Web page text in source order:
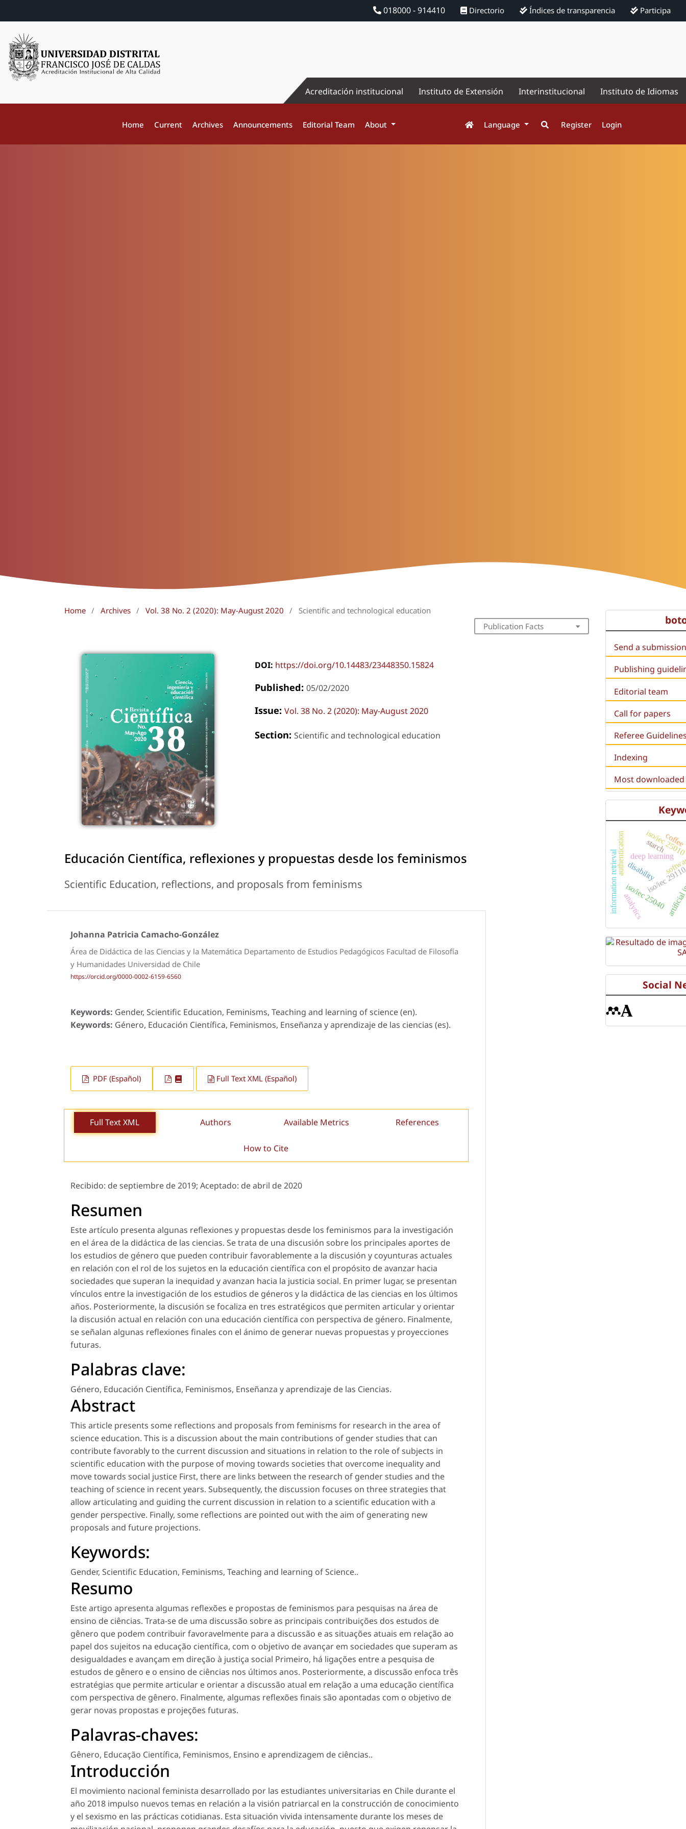
018000 - 914410 Directorio Índices de transparencia Participa
Acreditación institucional Instituto de Extensión Interinstitucional Instituto de Idiomas
Home Current Archives Announcements Editorial Team About Language Register Login
Home / Archives / Vol. 38 No. 2 (2020): May-August 2020 / Scientific and technological education
DOI: https://doi.org/10.14483/23448350.15824
Published: 05/02/2020
Issue: Vol. 38 No. 2 (2020): May-August 2020
Section: Scientific and technological education
Educación Científica, reflexiones y propuestas desde los feminismos
Scientific Education, reflections, and proposals from feminisms
Johanna Patricia Camacho-González
Área de Didáctica de las Ciencias y la Matemática Departamento de Estudios Pedagógicos Facultad de Filosofía
y Humanidades Universidad de Chile
https://orcid.org/0000-0002-6159-6560
Keywords: Gender, Scientific Education, Feminisms, Teaching and learning of science (en).
Keywords: Género, Educación Científica, Feminismos, Enseñanza y aprendizaje de las ciencias (es).
PDF (Español) Full Text XML (Español)
Full Text XML Authors Available Metrics References
How to Cite
Recibido: de septiembre de 2019; Aceptado: de abril de 2020
Resumen
Este artículo presenta algunas reflexiones y propuestas desde los feminismos para la investigación
en el área de la didáctica de las ciencias. Se trata de una discusión sobre los principales aportes de
los estudios de género que pueden contribuir favorablemente a la discusión y coyunturas actuales
en relación con el rol de los sujetos en la educación científica con el propósito de avanzar hacia
sociedades que superan la inequidad y avanzan hacia la justicia social. En primer lugar, se presentan
vínculos entre la investigación de los estudios de géneros y la didáctica de las ciencias en los últimos
años. Posteriormente, la discusión se focaliza en tres estratégicos que permiten articular y orientar
la discusión actual en relación con una educación científica con perspectiva de género. Finalmente,
se señalan algunas reflexiones finales con el ánimo de generar nuevas propuestas y proyecciones
futuras.
Palabras clave:
Género, Educación Científica, Feminismos, Enseñanza y aprendizaje de las Ciencias.
Abstract
This article presents some reflections and proposals from feminisms for research in the area of
science education. This is a discussion about the main contributions of gender studies that can
contribute favorably to the current discussion and situations in relation to the role of subjects in
scientific education with the purpose of moving towards societies that overcome inequality and
move towards social justice First, there are links between the research of gender studies and the
teaching of science in recent years. Subsequently, the discussion focuses on three strategies that
allow articulating and guiding the current discussion in relation to a scientific education with a
gender perspective. Finally, some reflections are pointed out with the aim of generating new
proposals and future projections.
Keywords:
Gender, Scientific Education, Feminisms, Teaching and learning of Science..
Resumo
Este artigo apresenta algumas reflexões e propostas de feminismos para pesquisas na área de
ensino de ciências. Trata-se de uma discussão sobre as principais contribuições dos estudos de
gênero que podem contribuir favoravelmente para a discussão e as situações atuais em relação ao
papel dos sujeitos na educação científica, com o objetivo de avançar em sociedades que superam as
desigualdades e avançam em direção à justiça social Primeiro, há ligações entre a pesquisa de
estudos de gênero e o ensino de ciências nos últimos anos. Posteriormente, a discussão enfoca três
estratégias que permite articular e orientar a discussão atual em relação a uma educação científica
com perspectiva de gênero. Finalmente, algumas reflexões finais são apontadas com o objetivo de
gerar novas propostas e projeções futuras.
Palavras-chaves:
Gênero, Educação Científica, Feminismos, Ensino e aprendizagem de ciências..
Introducción
El movimiento nacional feminista desarrollado por las estudiantes universitarias en Chile durante el
año 2018 impulso nuevos temas en relación a la visión patriarcal en la construcción de conocimiento
y el sexismo en las prácticas cotidianas. Esta situación vivida intensamente durante los meses de
Publication Facts
Send a
Publishing
Editorial team
Call for papers
Referee
Indexing
Most
iso/iec
iso/iec
iso/iec 25040
deep learning
authentication disability
information retrieval
starch
analytics
coffee
Social